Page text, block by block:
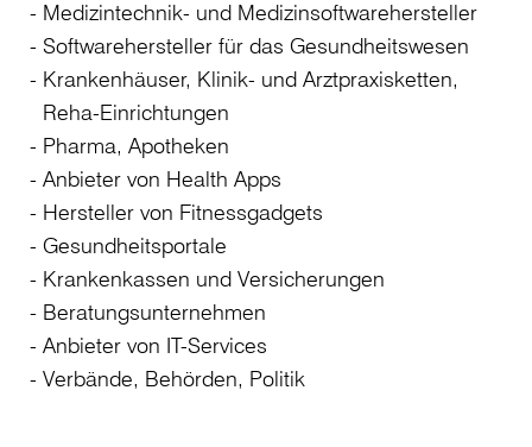
Medizintechnik- und Medizinsoftwarehersteller
Softwarehersteller für das Gesundheitswesen
Krankenhäuser, Klinik- und Arztpraxisketten,
Reha-Einrichtungen
Pharma, Apotheken
Anbieter von Health Apps
Hersteller von Fitnessgadgets
Gesundheitsportale
Krankenkassen und Versicherungen
Beratungsunternehmen
Anbieter von IT-Services
Verbände, Behörden, Politik